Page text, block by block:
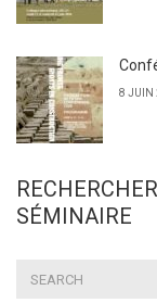
8 JUIN
SÉMINAIRE